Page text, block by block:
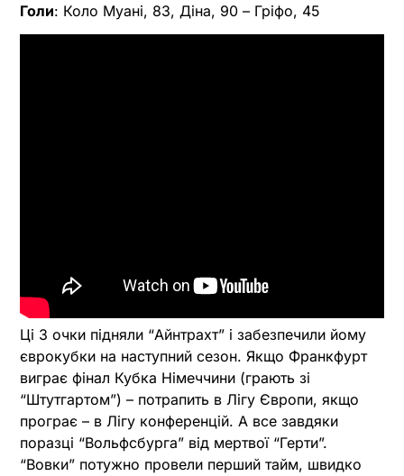
Голи: Коло Муані, 83, Діна, 90 – Гріфо, 45
Ці 3 очки підняли “Айнтрахт” і забезпечили йому
єврокубки на наступний сезон. Якщо Франкфурт
виграє фінал Кубка Німеччини (грають зі
“Штутгартом”) – потрапить в Лігу Європи, якщо
програє – в Лігу конференцій. А все завдяки
поразці “Вольфсбурга” від мертвої “Герти”.
“Вовки” потужно провели перший тайм, швидко